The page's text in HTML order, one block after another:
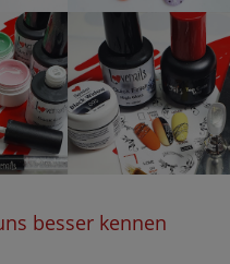
besser kennen